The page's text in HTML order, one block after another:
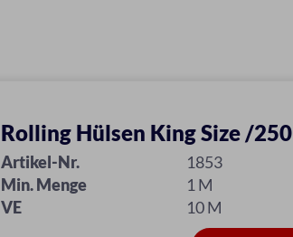
Rolling Hülsen King Size /250
Artikel-Nr.
1853
Min. Menge
1 M
VE
10 M